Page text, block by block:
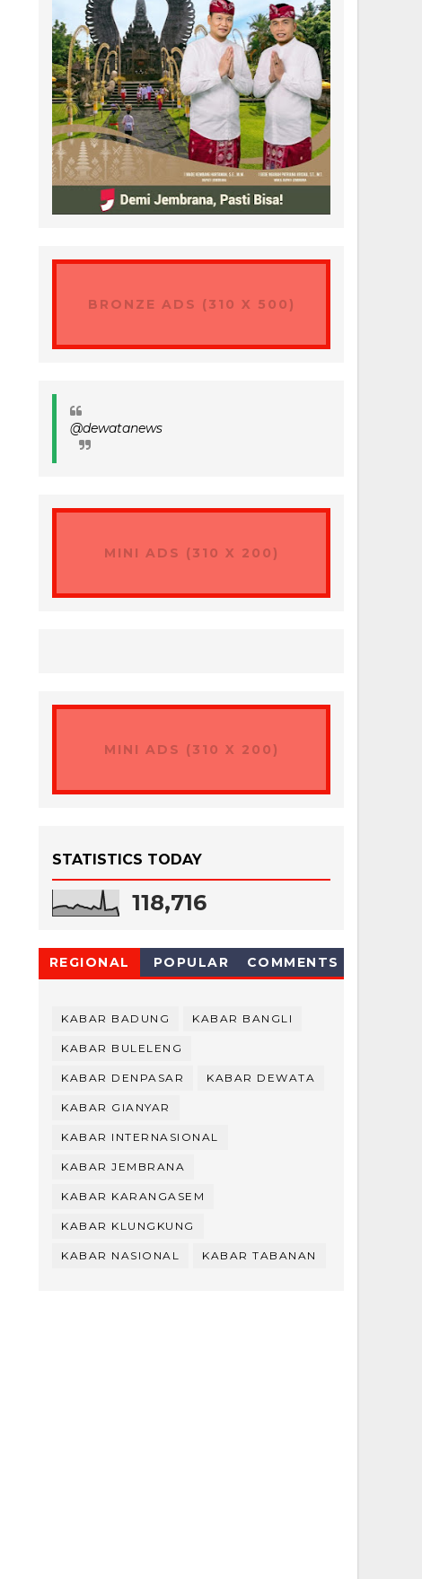
BRONZE ADS (310 X 500)
@dewatanews
MINI ADS (310 X 200)
MINI ADS (310 X 200)
STATISTICS TODAY
118,716
REGIONAL POPULAR COMMENTS
KABAR BADUNG KABAR BANGLI
KABAR BULELENG
KABAR DENPASAR KABAR DEWATA
KABAR GIANYAR
KABAR INTERNASIONAL
KABAR JEMBRANA
KABAR KARANGASEM
KABAR KLUNGKUNG
KABAR NASIONAL KABAR TABANAN